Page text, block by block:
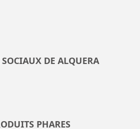
SOCIAUX DE ALQUERA
PHARES